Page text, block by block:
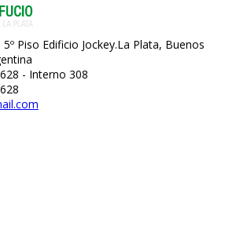
Piso Edificio Jockey.La Plata, Buenos
- Interno 308